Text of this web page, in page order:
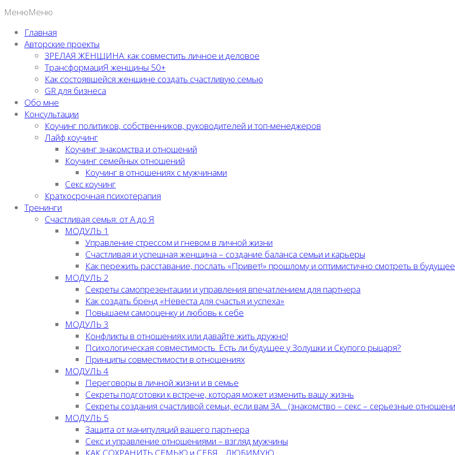
МенюМеню
Главная
Авторские проекты
ЗРЕЛАЯ ЖЕНЩИНА: как совместить личное и деловое
ТрансформациЯ женщины 50+
Как состоявшейся женщине создать счастливую семью
GR для бизнеса
Обо мне
Консультации
Коучинг политиков, собственников, руководителей и топ-менеджеров
Лайф коучинг
Коучинг знакомства и отношений
Коучинг семейных отношений
Коучинг в отношениях с мужчинами
Секс коучинг
Краткосрочная психотерапия
Тренинги
Счастливая семья: от А до Я
МОДУЛЬ 1
Управление стрессом и гневом в личной жизни
Счастливая и успешная женщина – создание баланса семьи и карьеры
Как пережить расставание, послать «Привет!» прошлому и оптимистично смотреть в будущее
МОДУЛЬ 2
Секреты самопрезентации и управления впечатлением для партнера
Как создать бренд «Невеста для счастья и успеха»
Повышаем самооценку и любовь к себе
МОДУЛЬ 3
Конфликты в отношениях или давайте жить дружно!
Психологическая совместимость. Есть ли будущее у Золушки и Скупого рыцаря?
Принципы совместимости в отношениях
МОДУЛЬ 4
Переговоры в личной жизни и в семье
Секреты подготовки к встрече, которая может изменить вашу жизнь
Секреты создания счастливой семьи, если вам ЗА… (знакомство – секс – серьезные
МОДУЛЬ 5
Защита от манипуляций вашего партнера
Секс и управление отношениями – взгляд мужчины